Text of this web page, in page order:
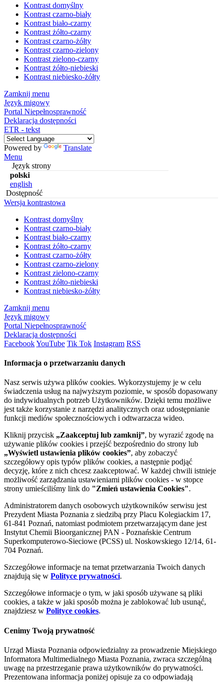
Kontrast domyślny
Kontrast czarno-biały
Kontrast biało-czarny
Kontrast żółto-czarny
Kontrast czarno-żółty
Kontrast czarno-zielony
Kontrast zielono-czarny
Kontrast żółto-niebieski
Kontrast niebiesko-żółty
Zamknij menu
Język migowy
Portal Niepełnosprawność
Deklaracja dostępności
ETR - tekst
Powered by
Translate
Menu
Język strony
polski
english
Dostępność
Wersja kontrastowa
Kontrast domyślny
Kontrast czarno-biały
Kontrast biało-czarny
Kontrast żółto-czarny
Kontrast czarno-żółty
Kontrast czarno-zielony
Kontrast zielono-czarny
Kontrast żółto-niebieski
Kontrast niebiesko-żółty
Zamknij menu
Język migowy
Portal Niepełnosprawność
Deklaracja dostępności
FacebookYouTube Tik Tok Instagram RSS
Informacja o przetwarzaniu danych
Nasz serwis używa plików cookies. Wykorzystujemy je w celu
świadczenia usług na najwyższym poziomie, w sposób dopasowany
do indywidualnych potrzeb Użytkowników. Dzięki temu możliwe
jest także korzystanie z narzędzi analitycznych oraz udostępnianie
funkcji mediów społecznościowych i odtwarzacza wideo.
Kliknij przycisk „Zaakceptuj lub zamknij”, by wyrazić zgodę na
używanie plików cookies i przejść bezpośrednio do strony lub
„Wyświetl ustawienia plików cookies”, aby zobaczyć
szczegółowy opis typów plików cookies, a następnie podjąć
decyzję, które z nich chcesz zaakceptować. W każdej chwili istnieje
możliwość zarządzania ustawieniami plików cookies - w stopce
strony umieściliśmy link do "Zmień ustawienia Cookies".
Administratorem danych osobowych użytkowników serwisu jest
Prezydent Miasta Poznania z siedzibą przy Placu Kolegiackim 17,
61-841 Poznań, natomiast podmiotem przetwarzającym dane jest
Instytut Chemii Bioorganicznej PAN - Poznańskie Centrum
Superkomputerowo-Sieciowe (PCSS) ul. Noskowskiego 12/14, 61-
704 Poznań.
Szczegółowe informacje na temat przetwarzania Twoich danych
znajdują się w Polityce prywatności.
Szczegółowe informacje o tym, w jaki sposób używane są pliki
cookies, a także w jaki sposób można je zablokować lub usunąć,
znajdziesz w Polityce cookies.
Cenimy Twoją prywatność
Urząd Miasta Poznania odpowiedzialny za prowadzenie Miejskiego
Informatora Multimedialnego Miasta Poznania, zwraca szczególną
uwagę na przestrzeganie prawa użytkowników do prywatności.
Prezentowana informacja poniżej opisuje za co odpowiadają